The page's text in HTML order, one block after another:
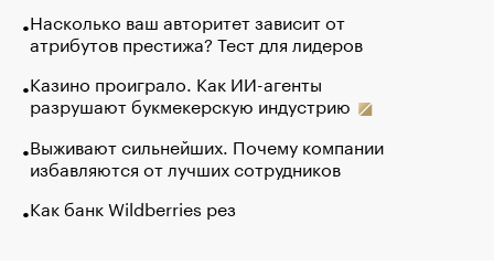
Насколько ваш авторитет зависит от
атрибутов престижа? Тест для лидеров
Казино проиграло. Как ИИ-агенты
разрушают букмекерскую индустрию
Выживают сильнейших. Почему компании
избавляются от лучших сотрудников
Как банк Wildberries рез